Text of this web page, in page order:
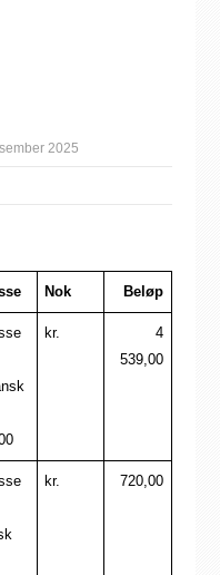
2025
Nok Beløp
kr.
4
539,00
kr. 720,00